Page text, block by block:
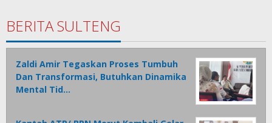
BERITA SULTENG
Zaldi Amir Tegaskan Proses Tumbuh
Dan Transformasi, Butuhkan Dinamika
Mental Tid…